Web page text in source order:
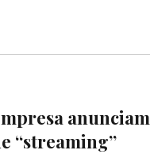
anunciam
“streaming”